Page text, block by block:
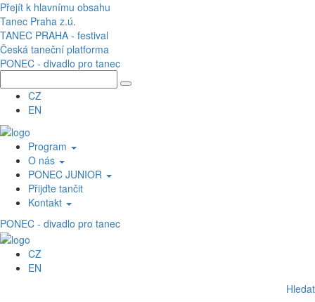
Přejít k hlavnímu obsahu
Tanec Praha z.ú.
TANEC PRAHA - festival
Česká taneční platforma
PONEC - divadlo pro tanec
CZ
EN
Program
O nás
PONEC JUNIOR
Přijďte tančit
Kontakt
PONEC - divadlo pro tanec
CZ
EN
Hledat